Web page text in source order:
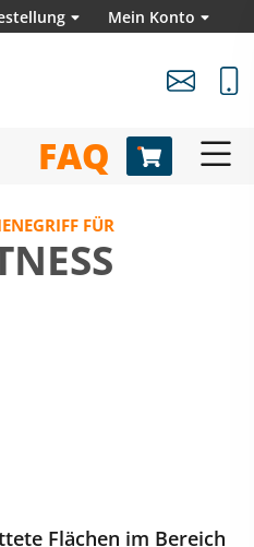
Mein Konto
FAQ
FÜR
Flächen im Bereich